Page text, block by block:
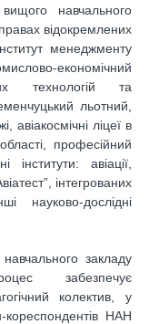
вищого навчального
відокремлених
менеджменту
економічний
технологій та
льотний,
авіакосмічні ліцеї в
професійний
авіації,
інтегрованих
науково-дослідні
закладу
забезпечує
колектив, у
кореспондентів НАН